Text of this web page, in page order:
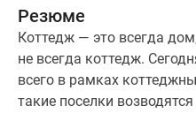
акции
Макс
Резюме
Коттедж — это всегда
не всегда коттедж.
всего в рамках
такие поселки